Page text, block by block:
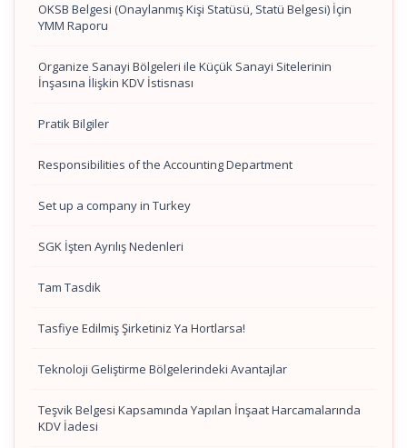
OKSB Belgesi (Onaylanmış Kişi Statüsü, Statü Belgesi) İçin
YMM Raporu
Organize Sanayi Bölgeleri ile Küçük Sanayi Sitelerinin
İnşasına İlişkin KDV İstisnası
Pratik Bilgiler
Responsibilities of the Accounting Department
Set up a company in Turkey
SGK İşten Ayrılış Nedenleri
Tam Tasdik
Tasfiye Edilmiş Şirketiniz Ya Hortlarsa!
Teknoloji Geliştirme Bölgelerindeki Avantajlar
Teşvik Belgesi Kapsamında Yapılan İnşaat Harcamalarında
KDV İadesi